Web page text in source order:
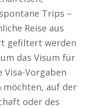
Trips –
Reise aus
gefiltert werden
das Visum für
Visa-Vorgaben
möchten, auf der
oder des